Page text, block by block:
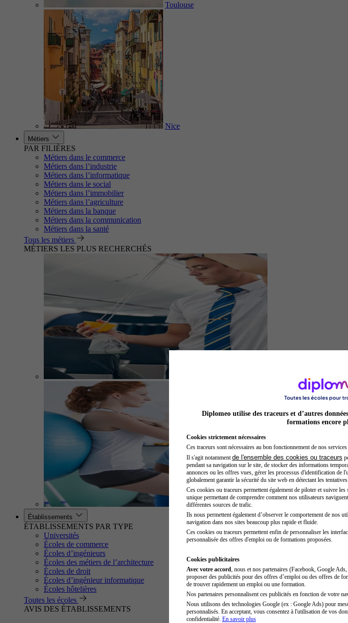
Toulouse
Nice
Métiers
PAR FILIÈRES
Métiers dans le commerce
Métiers dans l’industrie
Métiers dans l’informatique
Métiers dans le social
Métiers dans l’immobilier
Métiers dans l’agriculture
Métiers dans la banque
Métiers dans la communication
Métiers dans la santé
Tous les métiers
MÉTIERS LES PLUS RECHERCHÉS
Hôtesse de l'air steward
Établissements
ÉTABLISSEMENTS PAR TYPE
Universités
Écoles de commerce
Écoles d’ingénieurs
Écoles des métiers de l’architecture
Écoles de droit
Écoles d’ingénieur informatique
Écoles hôtelières
Toutes les écoles
AVIS DES ÉTABLISSEMENTS
Diplomeo utilise des traceurs et d’autres
formations encore
Cookies strictement nécessaires
Ces traceurs sont nécessaires au bon fonctionnement de nos services
Il s'agit notamment de l'ensemble des cookies ou traceurs
pendant sa navigation sur le site, de stocker des informations
annonces ou les offres vues, gérer les processus d'identification de
globalement garantir la sécurité du site web en détectant les
Ces cookies ou traceurs permettent également de piloter et suivre
unique permettant de comprendre comment nos utilisateurs
différentes sources de trafic.
Ils nous permettent également d’observer le comportement de nos
navigation dans nos sites beaucoup plus rapide et fluide.
Ces cookies ou traceurs permettent enfin de personnaliser les
personnalisée des offres d'emploi ou de formations proposées.
Cookies publicitaires
Avec votre accord , nous et nos partenaires (Facebook, Google
proposer des publicités pour des offres d’emploi ou des offres de
de trouver rapidement un emploi ou une formation.
Nos partenaires personnalisent ces publicités en fonction de votre
Nous utilisons des technologies Google (ex : Google Ads) pour
personnalisés. En acceptant, vous consentez à l'utilisation de vos
confidentialité. En savoir plus